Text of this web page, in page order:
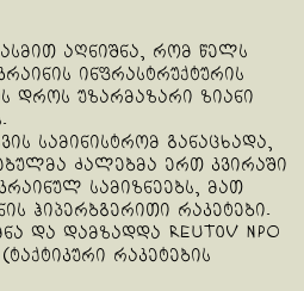
აღნიშნა, რომ წელს
ინფრასტრუქტურის
დროს უზარმაზარი ზიანი
სამინისტრომ განაცხადა,
ძალებმა ერთ კვირაში
სამიზნეებს, მათ
ჰიპერბგერითი რაკეტები.
და დამზადდა Reutov NPO
რაკეტების